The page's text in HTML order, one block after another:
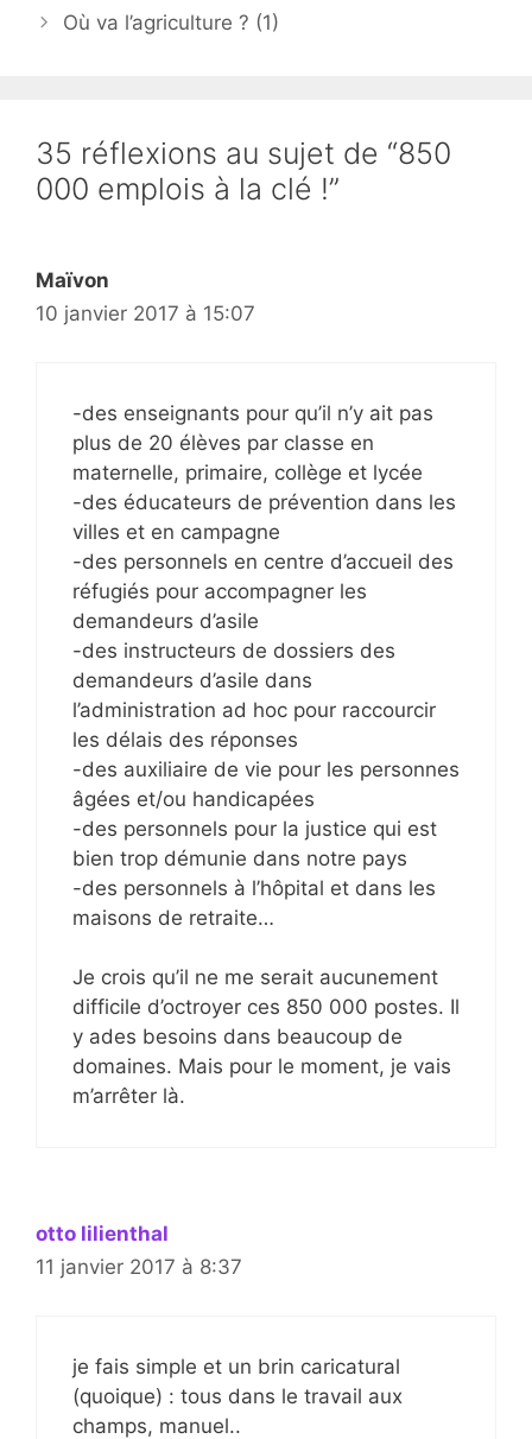
Où va l’agriculture ? (1)
35 réflexions au sujet de “850
000 emplois à la clé !”
Maïvon
10 janvier 2017 à 15:07
-des enseignants pour qu’il n’y ait pas
plus de 20 élèves par classe en
maternelle, primaire, collège et lycée
-des éducateurs de prévention dans les
villes et en campagne
-des personnels en centre d’accueil des
réfugiés pour accompagner les
demandeurs d’asile
-des instructeurs de dossiers des
demandeurs d’asile dans
l’administration ad hoc pour raccourcir
les délais des réponses
-des auxiliaire de vie pour les personnes
âgées et/ou handicapées
-des personnels pour la justice qui est
bien trop démunie dans notre pays
-des personnels à l’hôpital et dans les
maisons de retraite…
Je crois qu’il ne me serait aucunement
difficile d’octroyer ces 850 000 postes. Il
y ades besoins dans beaucoup de
domaines. Mais pour le moment, je vais
m’arrêter là.
otto lilienthal
11 janvier 2017 à 8:37
je fais simple et un brin caricatural
(quoique) : tous dans le travail aux
champs, manuel..